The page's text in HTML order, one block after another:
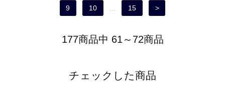
9 10 15 >
177商品中 61～72商品
チェックした商品